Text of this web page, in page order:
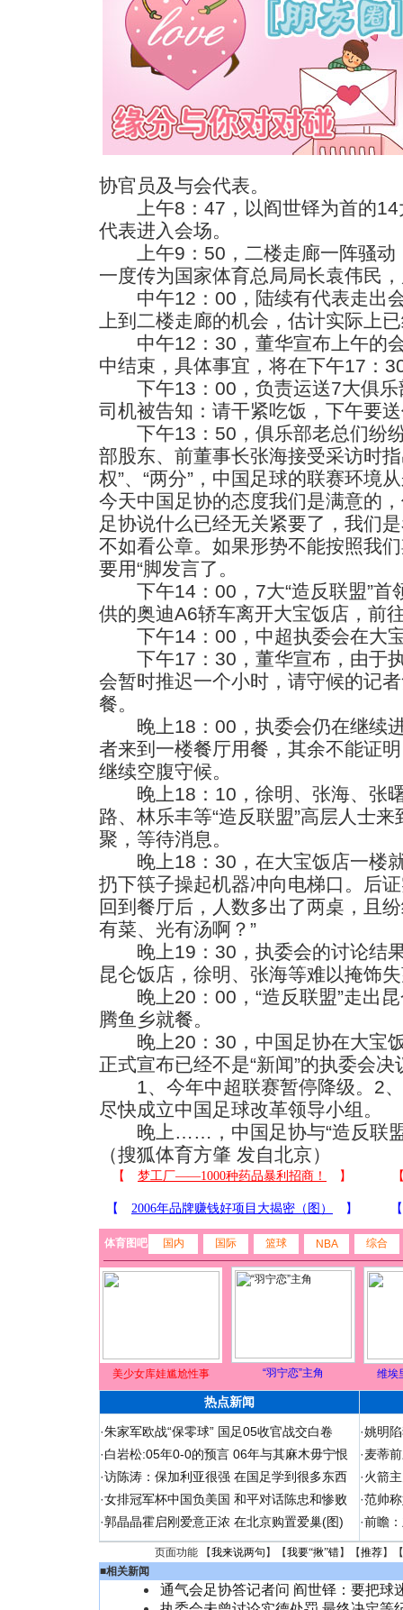
协官员及与会代表。
上午8：47，以阎世铎为首的14
代表进入会场。
上午9：50，二楼走廊一阵骚动
一度传为国家体育总局局长袁伟民
中午12：00，陆续有代表走出会
上到二楼走廊的机会，估计实际上
中午12：30，董华宣布上午的会
中结束，具体事宜，将在下午17：
下午13：00，负责运送7大俱乐
司机被告知：请干紧吃饭，下午要
下午13：50，俱乐部老总们纷纷
部股东、前董事长张海接受采访时
权”、“两分”，中国足球的联赛环境
今天中国足协的态度我们是满意的
足协说什么已经无关紧要了，我们
不如看公章。如果形势不能按照我
要用“脚发言了。
下午14：00，7大“造反联盟”首
供的奥迪A6轿车离开大宝饭店，前
下午14：00，中超执委会在大宝
下午17：30，董华宣布，由于执
会暂时推迟一个小时，请守候的记
餐。
晚上18：00，执委会仍在继续进
者来到一楼餐厅用餐，其余不能证
继续空腹守候。
晚上18：10，徐明、张海、张
路、林乐丰等“造反联盟”高层人士
聚，等待消息。
晚上18：30，在大宝饭店一楼就
扔下筷子操起机器冲向电梯口。后
回到餐厅后，人数多出了两桌，且
有菜、光有汤啊？”
晚上19：30，执委会的讨论结果
昆仑饭店，徐明、张海等难以掩饰
晚上20：00，“造反联盟”走出昆
腾鱼乡就餐。
晚上20：30，中国足协在大宝饭
正式宣布已经不是“新闻”的执委会
1、今年中超联赛暂停降级。2、
尽快成立中国足球改革领导小组。
晚上……，中国足协与“造反联盟
（搜狐体育方肇 发自北京）
体育图吧 国内 国际 篮球 NBA 综合
美少女库娃尴尬性事 “羽宁恋”主角 维埃
热点新闻
·朱家军欧战“保零球” 国足05收官战交白卷
·白岩松:05年0-0的预言 06年与其麻木毋宁恨
·访陈涛：保加利亚很强 在国足学到很多东西
·女排冠军杯中国负美国 和平对话陈忠和惨败
·郭晶晶霍启刚爱意正浓 在北京购置爱巢(图)
·姚明
·麦蒂
·火箭
·范帅
·前瞻
页面功能 【我来说两句 】【我要“揪”错】【推荐】
■相关新闻
通气会足协答记者问 阎世铎：要把球